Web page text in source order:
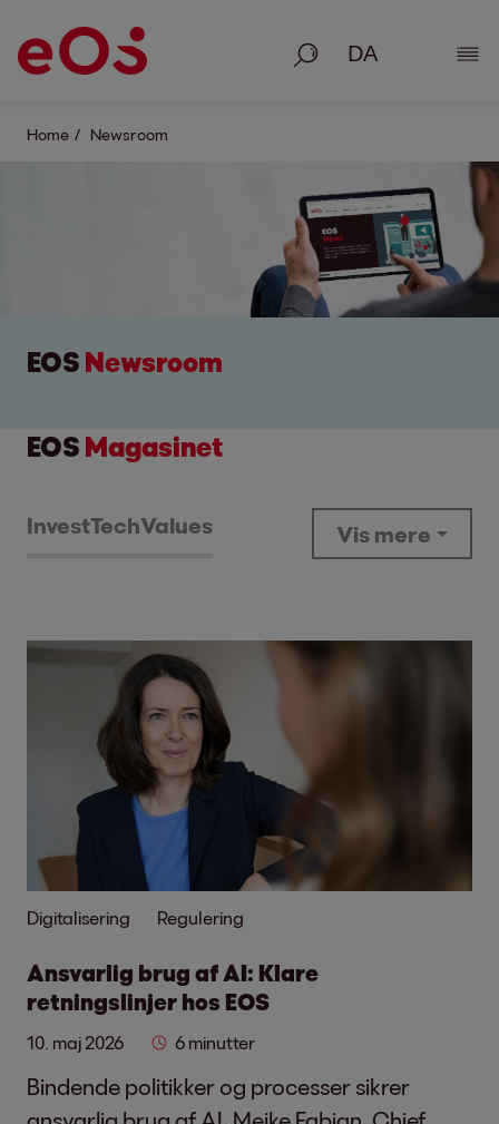
Søg på Vis
Home Newsroom
EOS Newsroom
EOS Magasinet
InvestTechValues Vis mere
Digitalisering Regulering
Ansvarlig brug af AI: Klare
retningslinjer hos EOS
10. maj 2026 6 minutter
Bindende politikker og processer sikrer